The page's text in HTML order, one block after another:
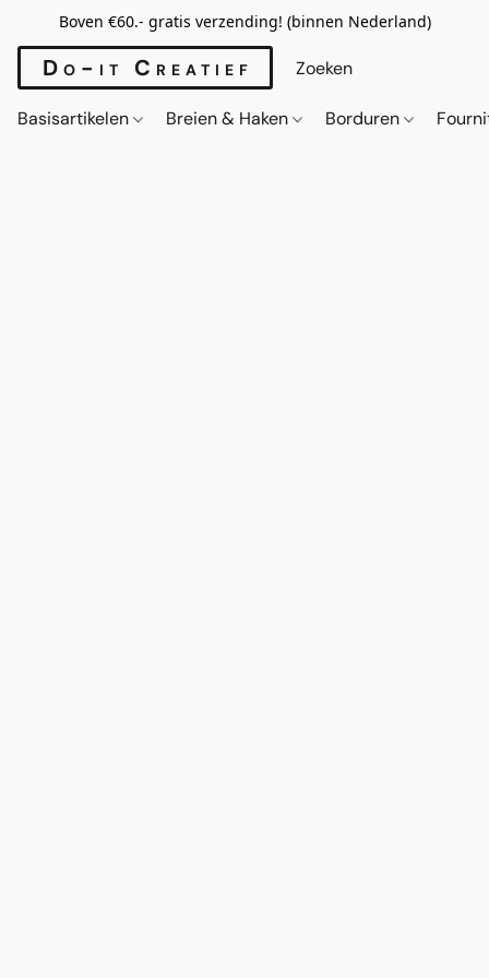
Boven €60.- gratis verzending! (binnen Nederland)
Do-it Creatief
Basisartikelen Breien & Haken Borduren